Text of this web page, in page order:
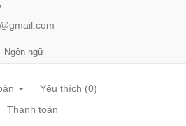
Ngôn ngữ
Yêu thích (0)
Thanh toán